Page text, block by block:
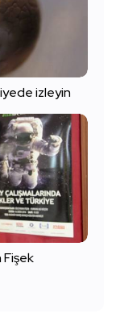
izleyin
Fişek